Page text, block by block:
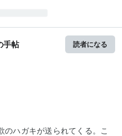
手帖 読者になる
のハガキが送られてくる。こ